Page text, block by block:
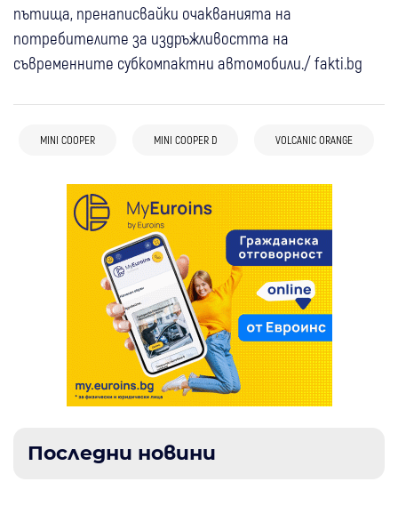
пътища, пренаписвайки очакванията на
потребителите за издръжливостта на
съвременните субкомпактни автомобили./ fakti.bg
MINI COOPER MINI COOPER D VOLCANIC ORANGE
Последни новини